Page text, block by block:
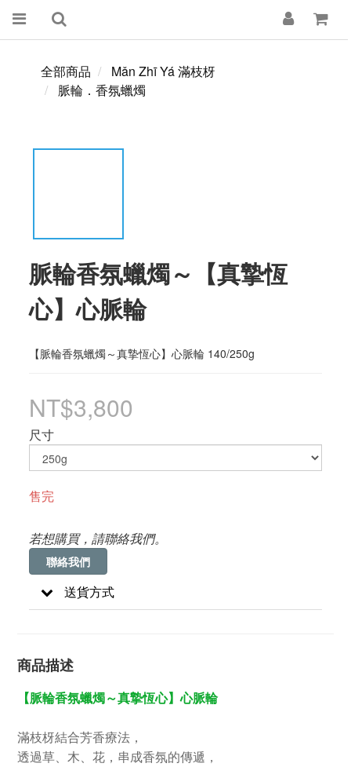
全部商品
Mǎn Zhī Yá 滿枝枒
脈輪．香氛蠟燭
脈輪香氛蠟燭～【真摯恆
心】心脈輪
【脈輪香氛蠟燭～真摯恆心】心脈輪 140/250g
NT$3,800
尺寸
售完
若想購買，請聯絡我們。
聯絡我們
送貨方式
商品描述
【脈輪香氛蠟燭～真摯恆心】心脈輪
滿枝枒結合芳香療法，
透過草、木、花，串成香氛的傳遞，